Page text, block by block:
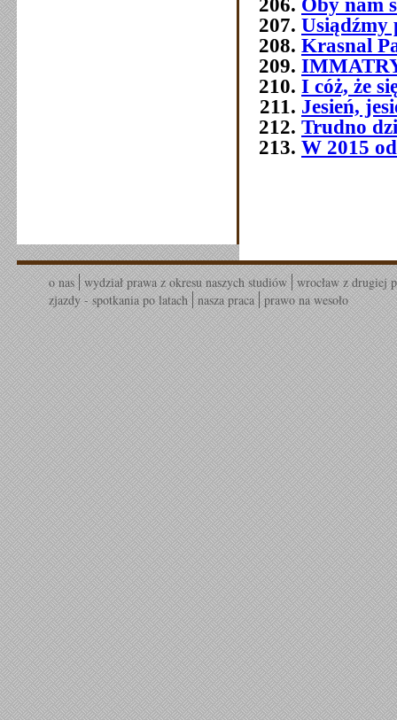
Usiądźmy
Krasnal
I cóż, że
Jesień,
Trudno
W 2015
o nas wydział prawa z okresu naszych studiów wrocław z drugiej
zjazdy - spotkania po latach nasza praca prawo na wesoło